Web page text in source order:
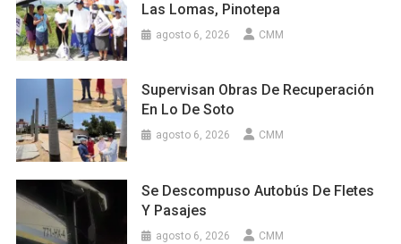
Las Lomas, Pinotepa
agosto 6, 2026 CMM
Supervisan Obras De Recuperación
En Lo De Soto
agosto 6, 2026 CMM
Se Descompuso Autobús De Fletes
Y Pasajes
agosto 6, 2026 CMM